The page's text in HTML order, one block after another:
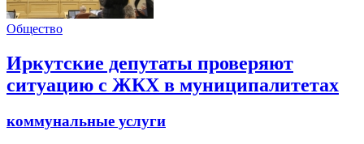
Общество
Иркутские депутаты проверяют
ситуацию с ЖКХ в муниципалитетах
коммунальные услуги